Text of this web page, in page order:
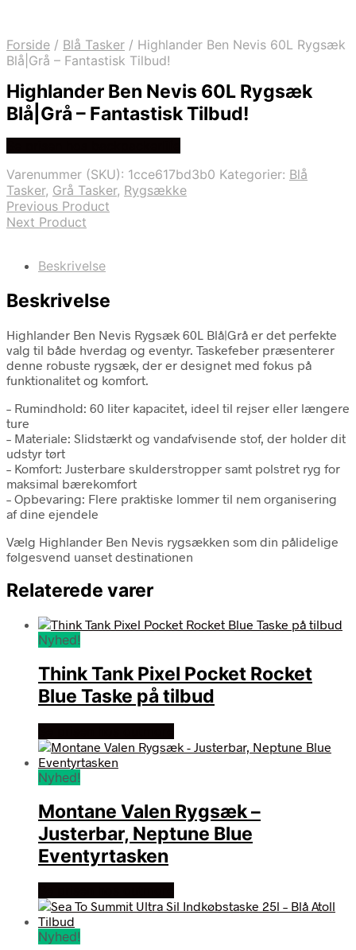
Forside / Blå Tasker / Highlander Ben Nevis 60L Rygsæk
Blå|Grå – Fantastisk Tilbud!
Highlander Ben Nevis 60L Rygsæk
Blå|Grå – Fantastisk Tilbud!
Varenummer (SKU): 1cce617bd3b0 Kategorier: Blå
Tasker, Grå Tasker, Rygsække
Previous Product
Next Product
Beskrivelse
Beskrivelse
Highlander Ben Nevis Rygsæk 60L Blå|Grå er det perfekte
valg til både hverdag og eventyr. Taskefeber præsenterer
denne robuste rygsæk, der er designet med fokus på
funktionalitet og komfort.
– Rumindhold: 60 liter kapacitet, ideel til rejser eller længere
ture
– Materiale: Slidstærkt og vandafvisende stof, der holder dit
udstyr tørt
– Komfort: Justerbare skulderstropper samt polstret ryg for
maksimal bærekomfort
– Opbevaring: Flere praktiske lommer til nem organisering
af dine ejendele
Vælg Highlander Ben Nevis rygsækken som din pålidelige
følgesvend uanset destinationen
Relaterede varer
Nyhed!
Think Tank Pixel Pocket Rocket
Blue Taske på tilbud
Nyhed!
Montane Valen Rygsæk –
Justerbar, Neptune Blue
Eventyrtasken
Nyhed!